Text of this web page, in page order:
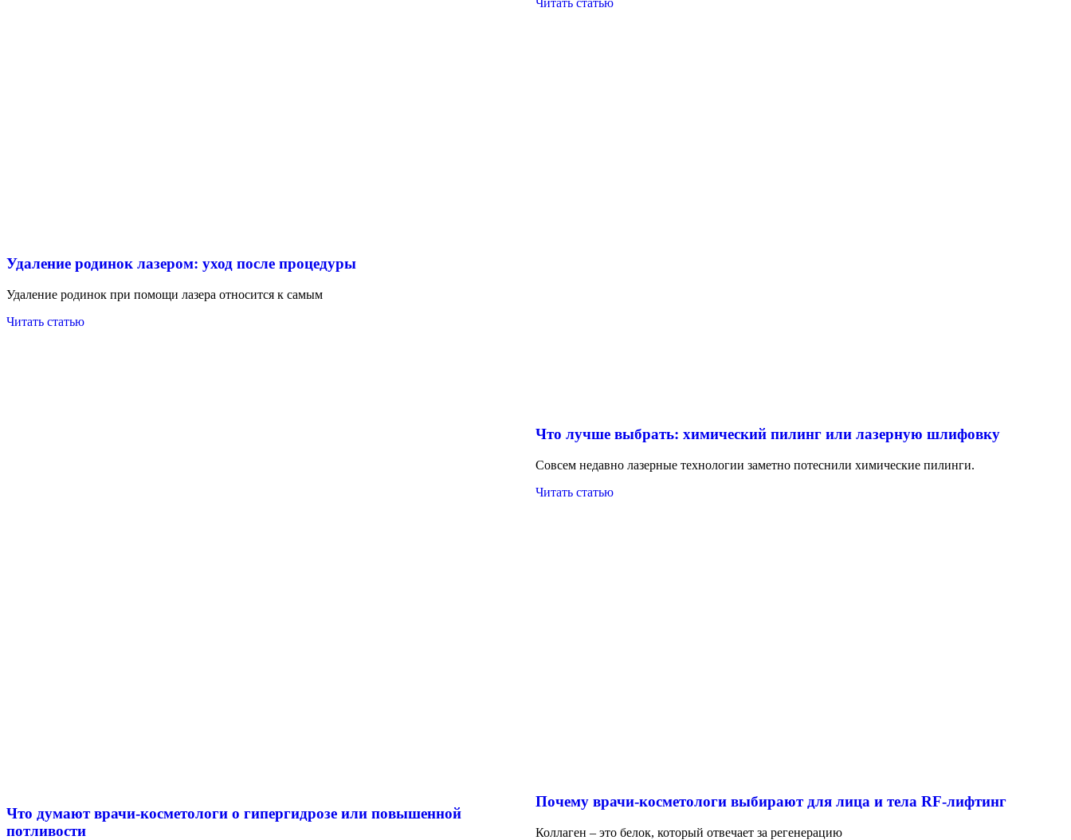
Удаление родинок лазером: уход после процедуры
Удаление родинок при помощи лазера относится к самым
Читать статью
Что лучше выбрать: химический пилинг или лазерную шлифовку
Совсем недавно лазерные технологии заметно потеснили химические пилинги.
Читать статью
Что думают врачи-косметологи о гипергидрозе или повышенной
потливости
Почему врачи-косметологи выбирают для лица и тела RF-лифтинг
Коллаген – это белок, который отвечает за регенерацию